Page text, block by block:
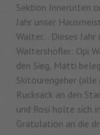
Sektion Innerulten
Jahr unser
Walter... Dieses
Waltershöfler: Opi
den Sieg, Matti
Skitourengeher
Rucksack an den
und Rosi holte sich
Gratulation an die